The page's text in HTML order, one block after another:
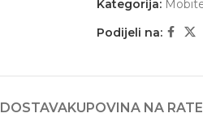
Kategorija:
Podijeli na:
DOSTAVAKUPOVINA NA RATE